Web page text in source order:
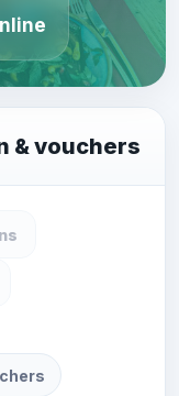
& vouchers